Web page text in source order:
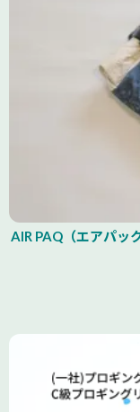
AIR PAQ（エアパッ